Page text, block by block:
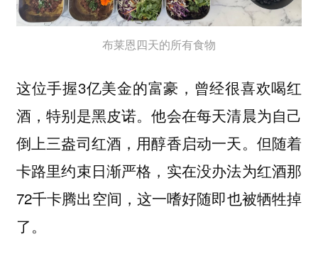
布莱恩四天的所有食物
这位手握3亿美金的富豪，曾经很喜欢喝红
酒，特别是黑皮诺。他会在每天清晨为自己
倒上三盎司红酒，用醇香启动一天。但随着
卡路里约束日渐严格，实在没办法为红酒那
72千卡腾出空间，这一嗜好随即也被牺牲掉
了。